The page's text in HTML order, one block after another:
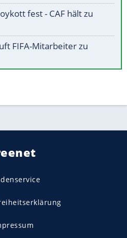
fest - CAF hält zu
FIFA-Mitarbeiter zu